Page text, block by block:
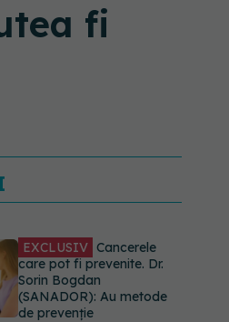
fi
EXCLUSIV Cancerele
care pot fi prevenite. Dr.
Sorin Bogdan
(SANADOR): Au metode
de prevenție